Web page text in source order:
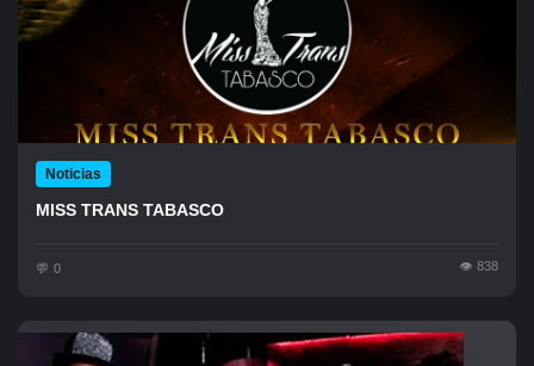
Noticias
MISS TRANS TABASCO
0 838